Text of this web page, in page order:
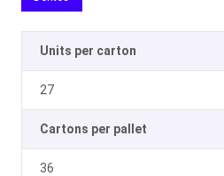
Units per carton
27
Cartons per pallet
36